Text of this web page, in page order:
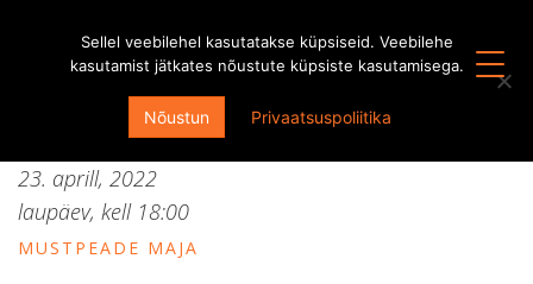
50. aastapäeva kontsert
“Kaksikpühendus” Tallinnas
23. aprill, 2022
laupäev, kell 18:00
MUSTPEADE MAJA
Sellel veebilehel kasutatakse küpsiseid. Veebilehe
kasutamist jätkates nõustute küpsiste kasutamisega.
Nõustun Privaatsuspoliitika